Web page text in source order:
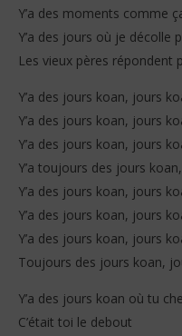
Jojo Le Barbu – Y’a
31
janvier
2026
Stone
Y’a des moments comme
Y’a des jours où je décolle
Les vieux pères répondent
Y’a des jours koan, jours
Y’a des jours koan, jours
Y’a des jours koan, jours
Y’a toujours des jours
Y’a des jours koan, jours
Y’a des jours koan, jours
Y’a des jours koan, jours
Toujours des jours koan,
Y’a des jours koan où tu
C’était toi le debout